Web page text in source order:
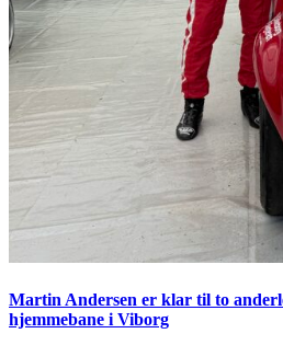
Martin Andersen er klar til to
hjemmebane i Viborg